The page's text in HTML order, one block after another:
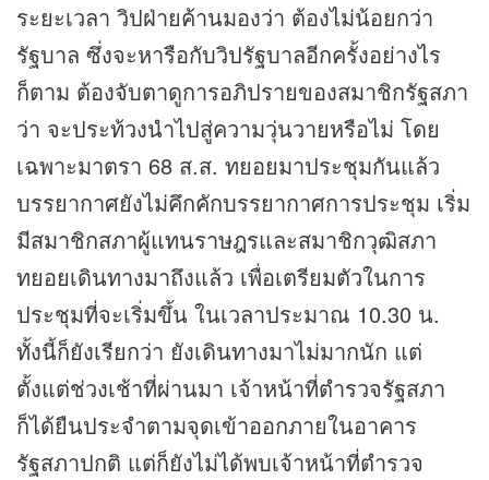
ระยะเวลา วิปฝ่ายค้านมองว่า ต้องไม่น้อยกว่า
รัฐบาล ซึ่งจะหารือกับวิปรัฐบาลอีกครั้งอย่างไร
ก็ตาม ต้องจับตาดูการอภิปรายของสมาชิกรัฐสภา
ว่า จะประท้วงนำไปสู่ความวุ่นวายหรือไม่ โดย
เฉพาะมาตรา 68 ส.ส. ทยอยมาประชุมกันแล้ว
บรรยากาศยังไม่คึกคักบรรยากาศการประชุม เริ่ม
มีสมาชิกสภาผู้แทนราษฎรและสมาชิกวุฒิสภา
ทยอยเดินทางมาถึงแล้ว เพื่อเตรียมตัวในการ
ประชุมที่จะเริ่มขึ้น ในเวลาประมาณ 10.30 น.
ทั้งนี้ก็ยังเรียกว่า ยังเดินทางมาไม่มากนัก แต่
ตั้งแต่ช่วงเช้าที่ผ่านมา เจ้าหน้าที่ตำรวจรัฐสภา
ก็ได้ยืนประจำตามจุดเข้าออกภายในอาคาร
รัฐสภาปกติ แต่ก็ยังไม่ได้พบเจ้าหน้าที่ตำรวจ